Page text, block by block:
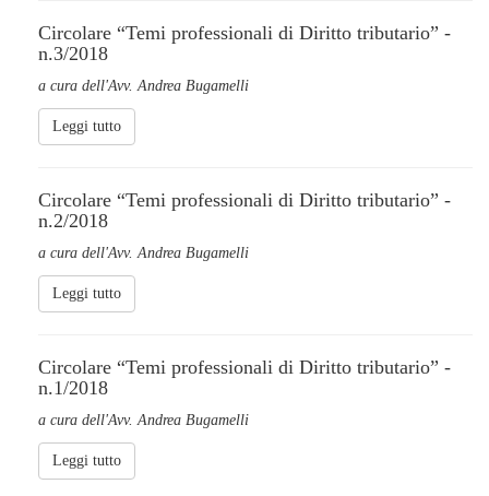
Circolare “Temi professionali di Diritto tributario” -
n.3/2018
a cura dell'Avv. Andrea Bugamelli
Leggi tutto
Circolare “Temi professionali di Diritto tributario” -
n.2/2018
a cura dell'Avv. Andrea Bugamelli
Leggi tutto
Circolare “Temi professionali di Diritto tributario” -
n.1/2018
a cura dell'Avv. Andrea Bugamelli
Leggi tutto